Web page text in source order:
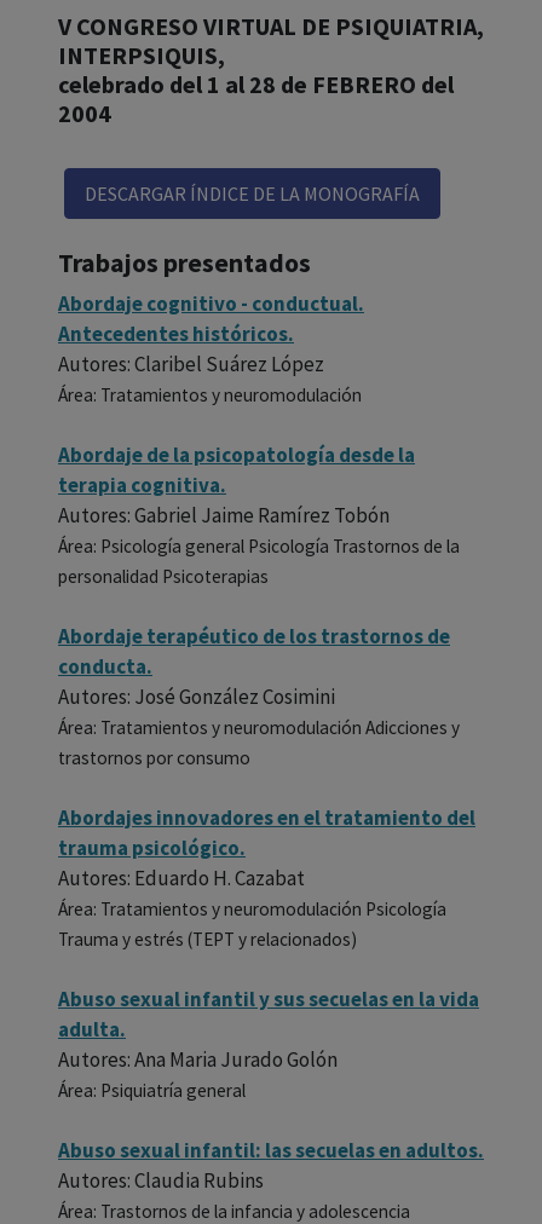
V CONGRESO VIRTUAL DE PSIQUIATRIA,
INTERPSIQUIS,
celebrado del 1 al 28 de FEBRERO del
2004
DESCARGAR ÍNDICE DE LA MONOGRAFÍA
Trabajos presentados
Abordaje cognitivo - conductual.
Antecedentes históricos.
Autores: Claribel Suárez López
Área: Tratamientos y neuromodulación
Abordaje de la psicopatología desde la
terapia cognitiva.
Autores: Gabriel Jaime Ramírez Tobón
Área: Psicología general Psicología Trastornos de la
personalidad Psicoterapias
Abordaje terapéutico de los trastornos de
conducta.
Autores: José González Cosimini
Área: Tratamientos y neuromodulación Adicciones y
trastornos por consumo
Abordajes innovadores en el tratamiento del
trauma psicológico.
Autores: Eduardo H. Cazabat
Área: Tratamientos y neuromodulación Psicología
Trauma y estrés (TEPT y relacionados)
Abuso sexual infantil y sus secuelas en la vida
adulta.
Autores: Ana Maria Jurado Golón
Área: Psiquiatría general
Abuso sexual infantil: las secuelas en adultos.
Autores: Claudia Rubins
Área: Trastornos de la infancia y adolescencia